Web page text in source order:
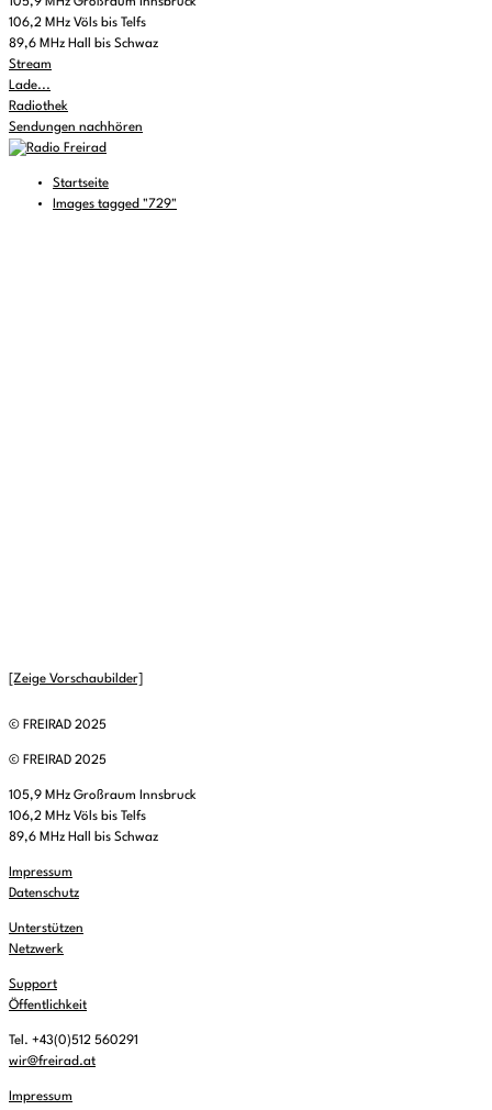
106,2 MHz Völs bis Telfs
89,6 MHz Hall bis Schwaz
Stream
Lade...
Radiothek
Sendungen nachhören
Startseite
Images tagged "729"
[Zeige Vorschaubilder]
© FREIRAD 2025
© FREIRAD 2025
105,9 MHz Großraum Innsbruck
106,2 MHz Völs bis Telfs
89,6 MHz Hall bis Schwaz
Impressum
Datenschutz
Unterstützen
Netzwerk
Support
Öffentlichkeit
Tel. +43(0)512 560291
wir@freirad.at
Impressum